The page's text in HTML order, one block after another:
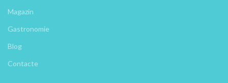
Magazin
Gastronomie
Blog
Contacte